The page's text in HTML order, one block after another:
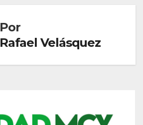
Por
Rafael Velásquez